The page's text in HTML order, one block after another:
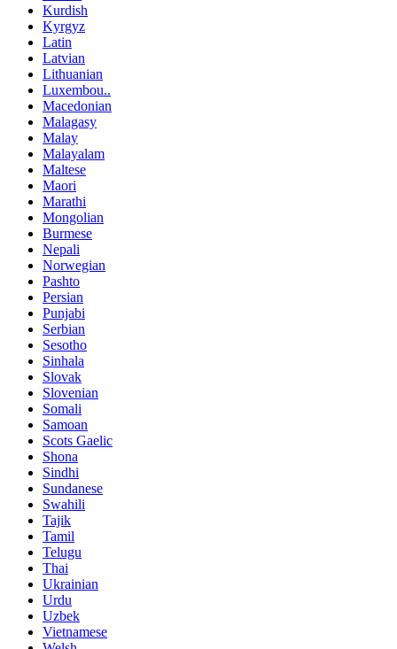
Kurdish
Kyrgyz
Latin
Latvian
Lithuanian
Luxembou..
Macedonian
Malagasy
Malay
Malayalam
Maltese
Maori
Marathi
Mongolian
Burmese
Nepali
Norwegian
Pashto
Persian
Punjabi
Serbian
Sesotho
Sinhala
Slovak
Slovenian
Somali
Samoan
Scots Gaelic
Shona
Sindhi
Sundanese
Swahili
Tajik
Tamil
Telugu
Thai
Ukrainian
Urdu
Uzbek
Vietnamese